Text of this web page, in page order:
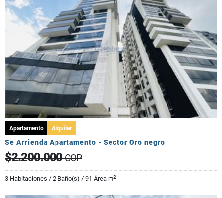
Apartamento Alquiler
Se Arrienda Apartamento - Sector Oro negro
$2.200.000COP
3 Habitaciones / 2 Baño(s) / 91 Área m2